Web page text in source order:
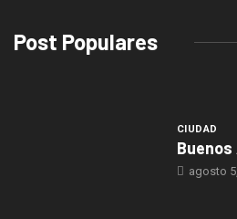
Post Populares
CIUDAD
Buenos
agosto